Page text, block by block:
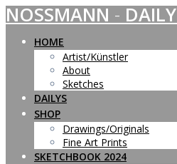
Skip
to
content
NOSSMANN - DAILY
HOME
Artist/Künstler
About
Sketches
DAILYS
SHOP
Drawings/Originals
Fine Art Prints
SKETCHBOOK 2024